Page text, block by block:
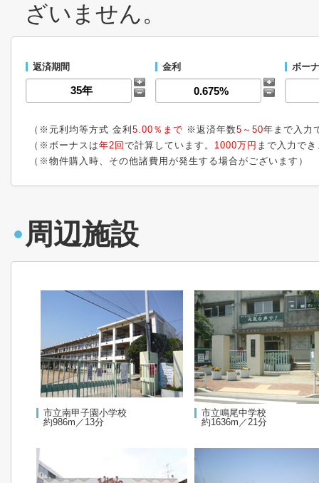
ざいません。
返済期間 金利 ボー
（※元利均等方式 金利 5.00％まで ※返済年数5～50年まで入力
（※ボーナスは年2回 で計算しています。 1000万円 まで入力で
（※物件購入時、その他諸費用が発生する場合がございます）
周辺施設
市立南甲子園小学校
約986m／13分
市立鳴尾中学校
約1636m／21分